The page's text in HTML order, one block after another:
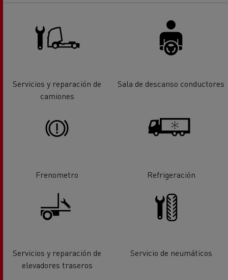
Servicios y reparación de
camiones
Sala de descanso conductores
Frenometro Refrigeración
Servicios y reparación de
elevadores traseros
Servicio de neumáticos